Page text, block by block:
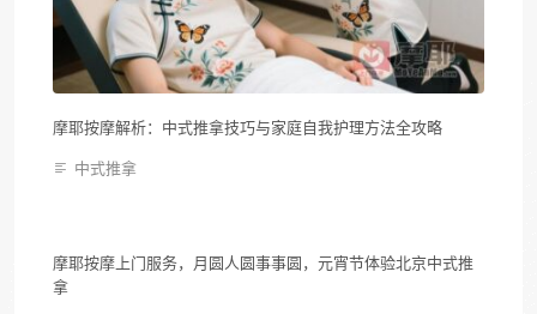
摩耶按摩解析：中式推拿技巧与家庭自我护理方法全攻略
中式推拿
摩耶按摩上门服务，月圆人圆事事圆，元宵节体验北京中式推
拿